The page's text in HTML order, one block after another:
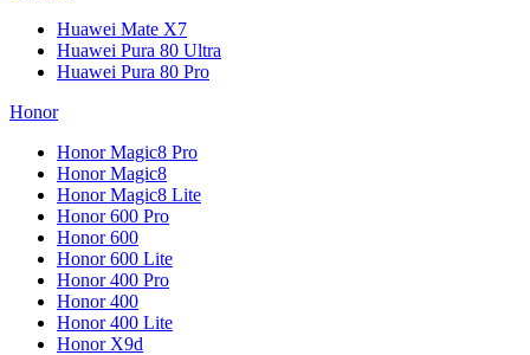
Huawei Mate X7
Huawei Pura 80 Ultra
Huawei Pura 80 Pro
Honor
Honor Magic8 Pro
Honor Magic8
Honor Magic8 Lite
Honor 600 Pro
Honor 600
Honor 600 Lite
Honor 400 Pro
Honor 400
Honor 400 Lite
Honor X9d